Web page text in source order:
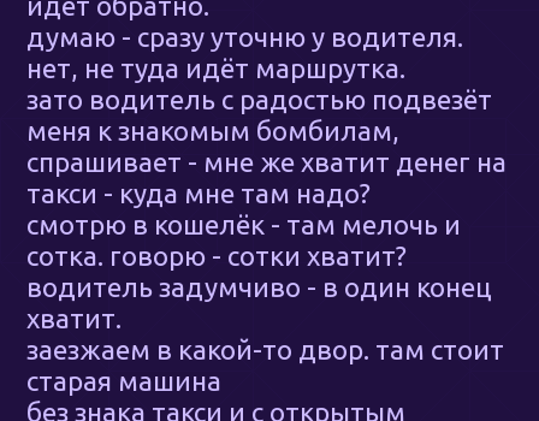
думаю - сразу уточню у водителя.
нет, не туда идёт маршрутка.
зато водитель с радостью подвезёт
меня к знакомым бомбилам,
спрашивает - мне же хватит денег на
такси - куда мне там надо?
смотрю в кошелёк - там мелочь и
сотка. говорю - сотки хватит?
водитель задумчиво - в один конец
хватит.
заезжаем в какой-то двор. там стоит
старая машина
без знака такси и с открытым